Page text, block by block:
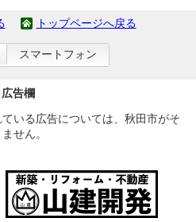
トップページへ戻る
スマートフォン
広告欄
いる広告については、秋田市がそ
せん。